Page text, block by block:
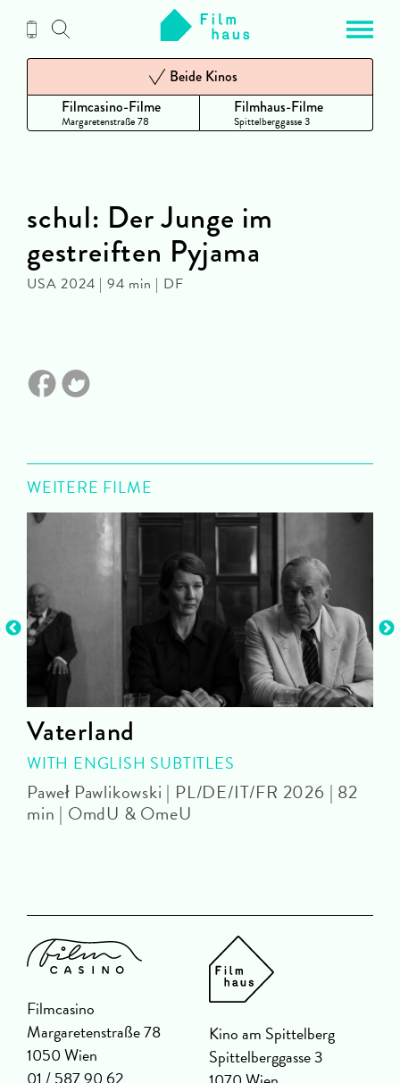
Inhalt
Filmcasino-Filme
Margaretenstraße 78
Beide Kinos
Filmhaus-Filme
Spittelberggasse 3
schul: Der Junge im
gestreiften Pyjama
USA 2024 | 94 min | DF
WEITERE FILME
Vaterland
WITH ENGLISH SUBTITLES
Paweł Pawlikowski | PL/DE/IT/FR 2026 | 82
min | OmdU & OmeU
Filmcasino
Margaretenstraße 78
1050 Wien
01 / 587 90 62
Kino am Spittelberg
Spittelberggasse 3